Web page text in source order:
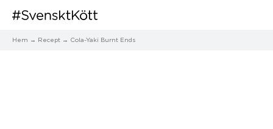
Hem Recept Cola-Yaki Burnt Ends